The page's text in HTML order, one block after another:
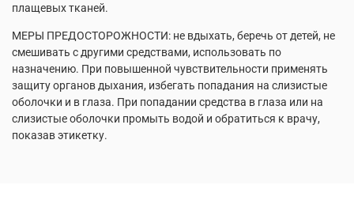
плащевых тканей.
МЕРЫ ПРЕДОСТОРОЖНОСТИ: не вдыхать, беречь от детей, не
смешивать с другими средствами, использовать по
назначению. При повышенной чувствительности применять
защиту органов дыхания, избегать попадания на слизистые
оболочки и в глаза. При попадании средства в глаза или на
слизистые оболочки промыть водой и обратиться к врачу,
показав этикетку.